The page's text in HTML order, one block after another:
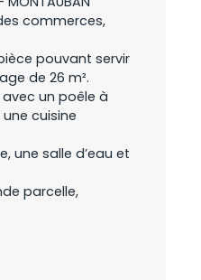
commerces,
pouvant servir
de 26 m².
avec un poêle à
cuisine
une salle d’eau et
parcelle,